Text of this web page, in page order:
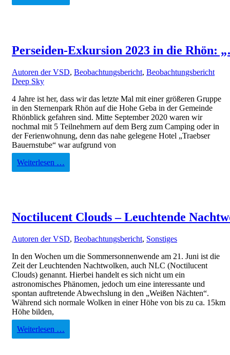
Perseiden-Exkursion 2023 in die
Autoren der VSD, Beobachtungsbericht, Beobachtungsbericht
Deep Sky
4 Jahre ist her, dass wir das letzte Mal mit einer größeren Gruppe
in den Sternenpark Rhön auf die Hohe Geba in der Gemeinde
Rhönblick gefahren sind. Mitte September 2020 waren wir
nochmal mit 5 Teilnehmern auf dem Berg zum Camping oder in
der Ferienwohnung, denn das nahe gelegene Hotel „Traebser
Bauernstube“ war aufgrund von
Weiterlesen …
Noctilucent Clouds – Leuchtende
Autoren der VSD, Beobachtungsbericht, Sonstiges
In den Wochen um die Sommersonnenwende am 21. Juni ist die
Zeit der Leuchtenden Nachtwolken, auch NLC (Noctilucent
Clouds) genannt. Hierbei handelt es sich nicht um ein
astronomisches Phänomen, jedoch um eine interessante und
spontan auftretende Abwechslung in den „Weißen Nächten“.
Während sich normale Wolken in einer Höhe von bis zu ca. 15km
Höhe bilden,
Weiterlesen …